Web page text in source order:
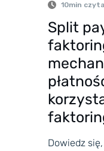
10min
Split
Dowiedz